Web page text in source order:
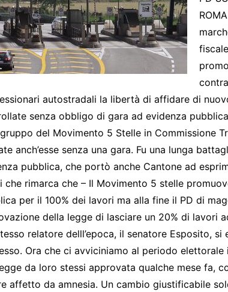
Cultura ed Istruzione
Difesa
Eventi
Finanze e tesoro
Lavori pubblici e Trasporti
Lavoro
Rifiuti
autostradali la libertà di affidare di
senza obbligo di gara ad evidenza
del Movimento 5 Stelle in Commissione
anch’esse senza una gara. Fu una lunga
pubblica, che portò anche Cantone ad
che rimarca che – Il Movimento 5 stelle
per il 100% dei lavori ma alla fine il PD di
della legge di lasciare un 20% di lavori
relatore delll’epoca, il senatore Esposito,
Ora che ci avviciniamo al periodo
da loro stessi approvata qualche mese fa,
affetto da amnesia. Un cambio giustificabile